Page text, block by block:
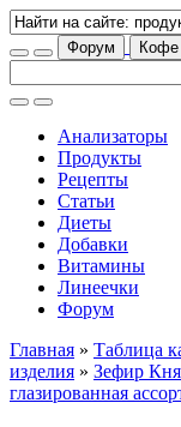
Форум Кофе
Анализаторы
Продукты
Рецепты
Статьи
Диеты
Добавки
Витамины
Линеечки
Форум
Главная » Таблица
изделия » Зефир
глазированная